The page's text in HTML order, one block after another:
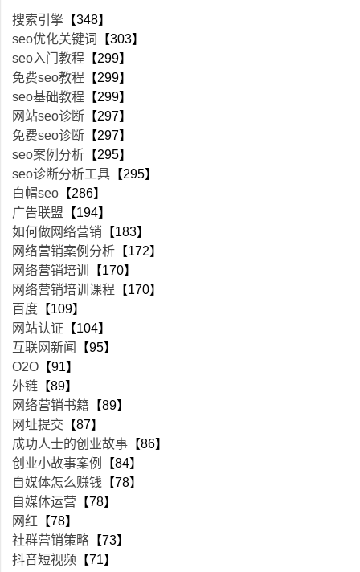
搜索引擎 【348】
seo优化关键词
【303】
seo入门教程 【299】
免费seo教程 【299】
seo基础教程 【299】
网站seo诊断 【297】
免费seo诊断 【297】
seo案例分析 【295】
seo诊断分析工具 【295】
白帽seo 【286】
广告联盟 【194】
如何做网络营销 【183】
网络营销案例分析 【172】
网络营销培训
【170】
网络营销培训课程 【170】
百度 【109】
网站认证 【104】
互联网新闻
【95】
O2O 【91】
外链 【89】
网络营销书籍 【89】
网址提交 【87】
成功人士的创业故事 【86】
创业小故事案例
【84】
自媒体怎么赚钱 【78】
自媒体运营 【78】
网红 【78】
社群营销策略 【73】
抖音短视频 【71】